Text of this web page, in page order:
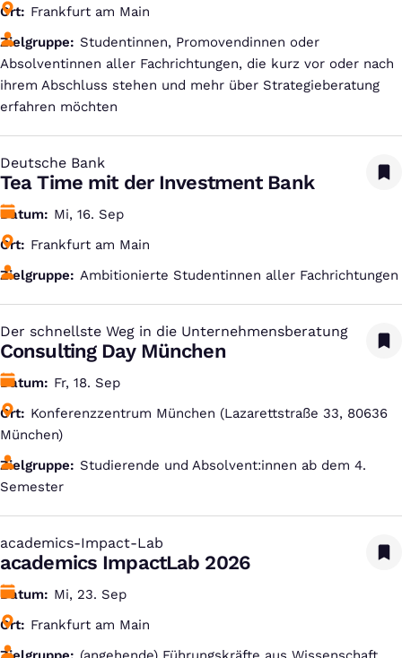
Ort
Frankfurt am Main
Zielgruppe
Studentinnen, Promovendinnen oder
Absolventinnen aller Fachrichtungen, die kurz vor oder nach
ihrem Abschluss stehen und mehr über Strategieberatung
erfahren möchten
Deutsche Bank
:
Tea Time mit der Investment Bank
Datum
Mi, 16. Sep
Ort
Frankfurt am Main
Zielgruppe
Ambitionierte Studentinnen aller Fachrichtungen
Der schnellste Weg in die Unternehmensberatung
:
Consulting Day München
Datum
Fr, 18. Sep
Ort
Konferenzzentrum München (Lazarettstraße 33, 80636
München)
Zielgruppe
Studierende und Absolvent:innen ab dem 4.
Semester
academics-Impact-Lab
:
academics ImpactLab 2026
Datum
Mi, 23. Sep
Ort
Frankfurt am Main